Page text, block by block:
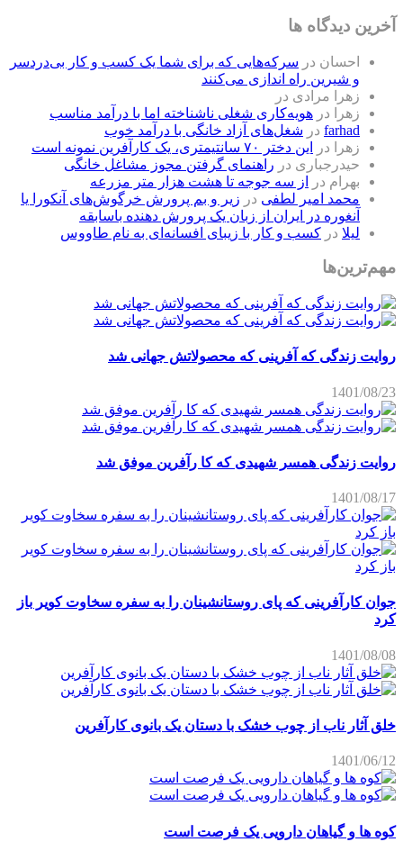
آخرین دیدگاه ها
احسان در سرکه‌هایی که برای شما یک کسب و کار بی‌دردسر
و شیرین راه اندازی می‌کنند
زهرا مرادی در
زهرا
در هویه‌کاری شغلی ناشناخته اما با درآمد مناسب
farhad در شغل‌های آزاد خانگی با درآمد خوب
زهرا
در
این دختر ۷۰ سانتیمتری، یک کارآفرین نمونه است
حیدرجباری در راهنمای گرفتن مجوز مشاغل خانگی
بهرام در
از سه جوجه تا هشت هزار متر مزرعه
محمد امیر لطفی در زیر و بم پرورش خرگوش‌های آنکورا یا
آنغوره در ایران از زبان یک پرورش دهنده باسابقه
لیلا در کسب و کار با زیبای افسانه‌ای به نام طاووس
مهم‌ترین‌ها
روایت زندگی که آفرینی که محصولاتش جهانی شد
1401/08/23
روایت زندگی همسر شهیدی که کا رآفرین موفق شد
1401/08/17
جوان کارآفرینی که پای روستانشینان را به سفره سخاوت کویر باز
کرد
1401/08/08
خلق آثار ناب از چوب خشک با دستان یک بانوی کارآفرین
1401/06/12
کوه ها و گیاهان دارویی یک فرصت است